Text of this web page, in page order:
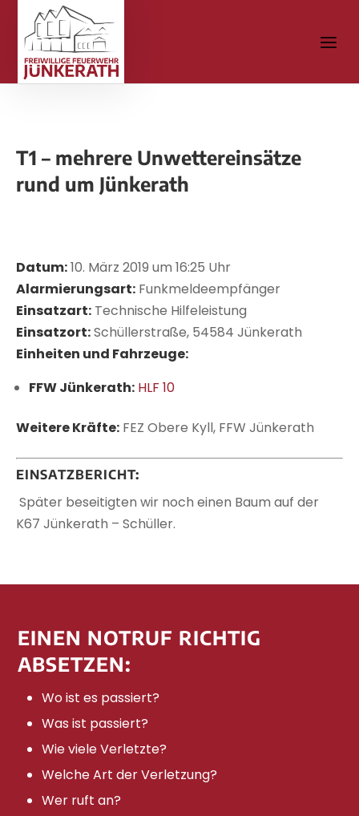
T1 – mehrere Unwettereinsätze
rund um Jünkerath
Datum:10. März 2019 um 16:25 Uhr
Alarmierungsart: Funkmeldeempfänger
Einsatzart: Technische Hilfeleistung
Einsatzort:Schüllerstraße, 54584 Jünkerath
Einheiten und Fahrzeuge:
FFW Jünkerath: HLF 10
Weitere Kräfte: FEZ Obere Kyll, FFW Jünkerath
EINSATZBERICHT:
Später beseitigten wir noch einen Baum auf der
K67 Jünkerath – Schüller.
EINEN NOTRUF RICHTIG
ABSETZEN:
Wo ist es passiert?
Was ist passiert?
Wie viele Verletzte?
Welche Art der Verletzung?
Wer ruft an?